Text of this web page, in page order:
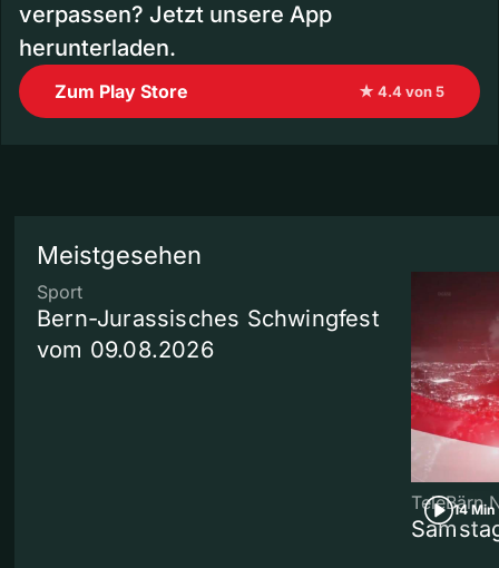
verpassen? Jetzt unsere App
herunterladen.
Zum Play Store ★ 4.4 von 5
Meistgesehen
Sport
Bern-Jurassisches Schwingfest
vom 09.08.2026
14 Min
TeleBärn